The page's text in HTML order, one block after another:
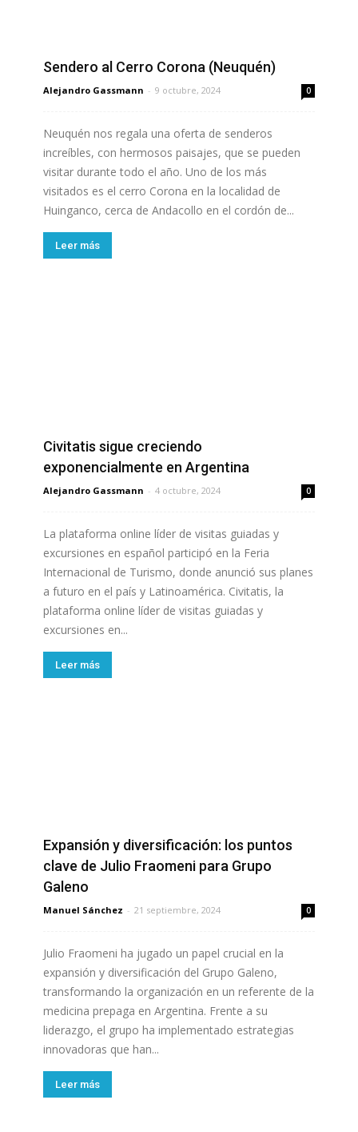
Sendero al Cerro Corona (Neuquén)
Alejandro Gassmann - 9 octubre, 2024 0
Neuquén nos regala una oferta de senderos
increíbles, con hermosos paisajes, que se pueden
visitar durante todo el año. Uno de los más
visitados es el cerro Corona en la localidad de
Huinganco, cerca de Andacollo en el cordón de...
Leer más
Civitatis sigue creciendo
exponencialmente en Argentina
Alejandro Gassmann - 4 octubre, 2024 0
La plataforma online líder de visitas guiadas y
excursiones en español participó en la Feria
Internacional de Turismo, donde anunció sus planes
a futuro en el país y Latinoamérica. Civitatis, la
plataforma online líder de visitas guiadas y
excursiones en...
Leer más
Expansión y diversificación: los puntos
clave de Julio Fraomeni para Grupo
Galeno
Manuel Sánchez - 21 septiembre, 2024 0
Julio Fraomeni ha jugado un papel crucial en la
expansión y diversificación del Grupo Galeno,
transformando la organización en un referente de la
medicina prepaga en Argentina. Frente a su
liderazgo, el grupo ha implementado estrategias
innovadoras que han...
Leer más